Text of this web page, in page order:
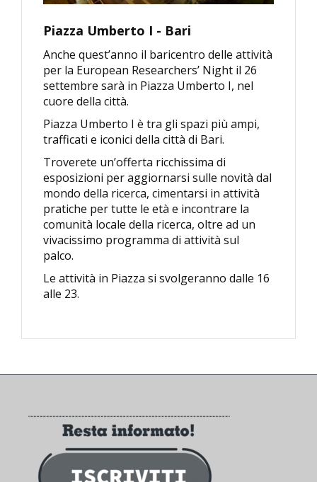
Piazza Umberto I - Bari
Anche quest’anno il baricentro delle attività
per la European Researchers’ Night il 26
settembre sarà in Piazza Umberto I, nel
cuore della città.
Piazza Umberto I è tra gli spazi più ampi,
trafficati e iconici della città di Bari.
Troverete un’offerta ricchissima di
esposizioni per aggiornarsi sulle novità dal
mondo della ricerca, cimentarsi in attività
pratiche per tutte le età e incontrare la
comunità locale della ricerca, oltre ad un
vivacissimo programma di attività sul
palco.
Le attività in Piazza si svolgeranno dalle 16
alle 23.